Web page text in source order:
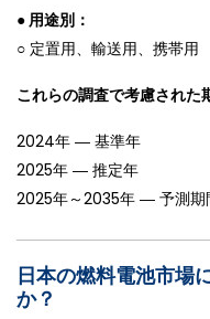
● 用途別：
○ 定置用、輸送用、携帯用
これらの調査で考慮された
2024年 ― 基準年
2025年 ― 推定年
2025年～2035年 ― 予測期
日本の燃料電池市場
か？